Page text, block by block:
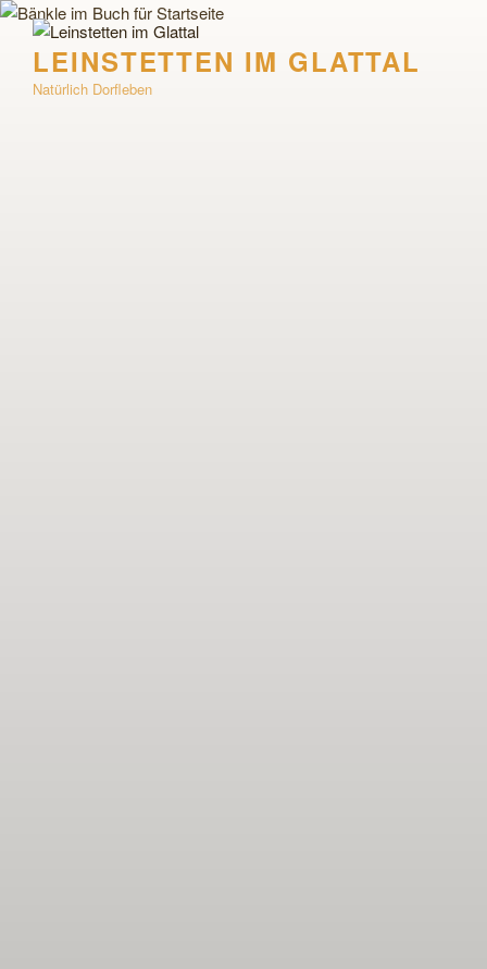
Zum
Inhalt
springenLEINSTETTEN IM GLATTAL
Natürlich Dorfleben